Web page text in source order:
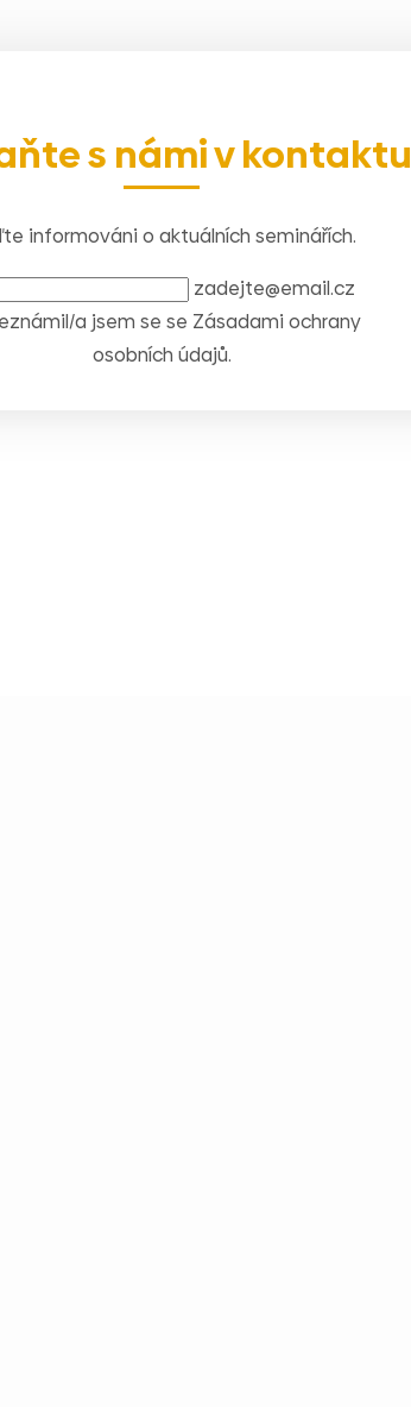
s námi v kontaktu
informováni o aktuálních seminářích.
zadejte@email.cz
a jsem se se Zásadami ochrany
osobních údajů.